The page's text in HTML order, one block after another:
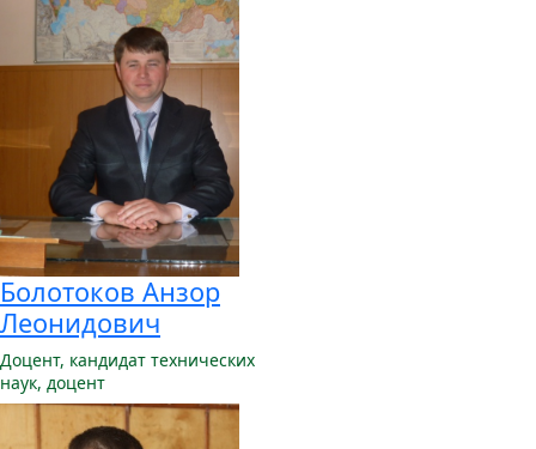
Болотоков Анзор
Леонидович
Доцент, кандидат технических
наук, доцент